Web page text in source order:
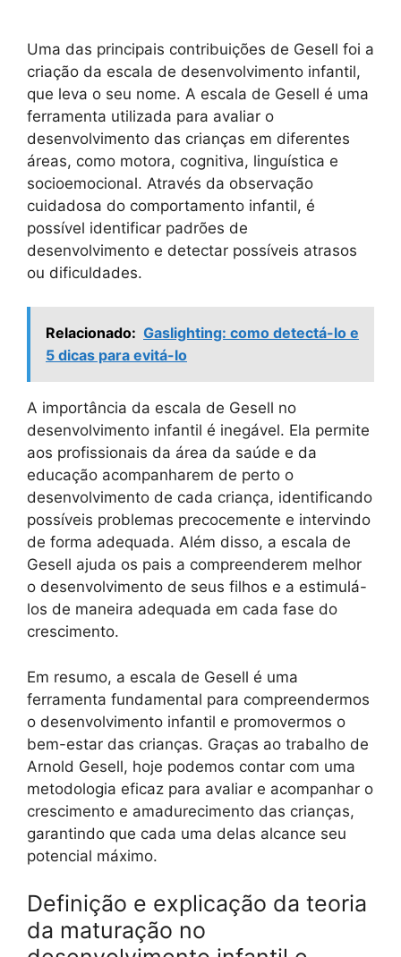
Uma das principais contribuições de Gesell foi a
criação da escala de desenvolvimento infantil,
que leva o seu nome. A escala de Gesell é uma
ferramenta utilizada para avaliar o
desenvolvimento das crianças em diferentes
áreas, como motora, cognitiva, linguística e
socioemocional. Através da observação
cuidadosa do comportamento infantil, é
possível identificar padrões de
desenvolvimento e detectar possíveis atrasos
ou dificuldades.
Relacionado: Gaslighting: como detectá-lo e
5 dicas para evitá-lo
A importância da escala de Gesell no
desenvolvimento infantil é inegável. Ela permite
aos profissionais da área da saúde e da
educação acompanharem de perto o
desenvolvimento de cada criança, identificando
possíveis problemas precocemente e intervindo
de forma adequada. Além disso, a escala de
Gesell ajuda os pais a compreenderem melhor
o desenvolvimento de seus filhos e a estimulá-
los de maneira adequada em cada fase do
crescimento.
Em resumo, a escala de Gesell é uma
ferramenta fundamental para compreendermos
o desenvolvimento infantil e promovermos o
bem-estar das crianças. Graças ao trabalho de
Arnold Gesell, hoje podemos contar com uma
metodologia eficaz para avaliar e acompanhar o
crescimento e amadurecimento das crianças,
garantindo que cada uma delas alcance seu
potencial máximo.
Definição e explicação da teoria
da maturação no